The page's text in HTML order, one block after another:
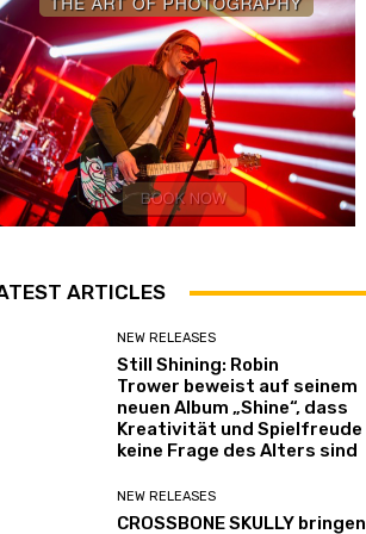
ARTICLES
NEW RELEASES
Still Shining: Robin
Trower beweist auf seinem
neuen Album „Shine“, dass
Kreativität und Spielfreude
keine Frage des Alters sind
NEW RELEASES
CROSSBONE SKULLY bringen